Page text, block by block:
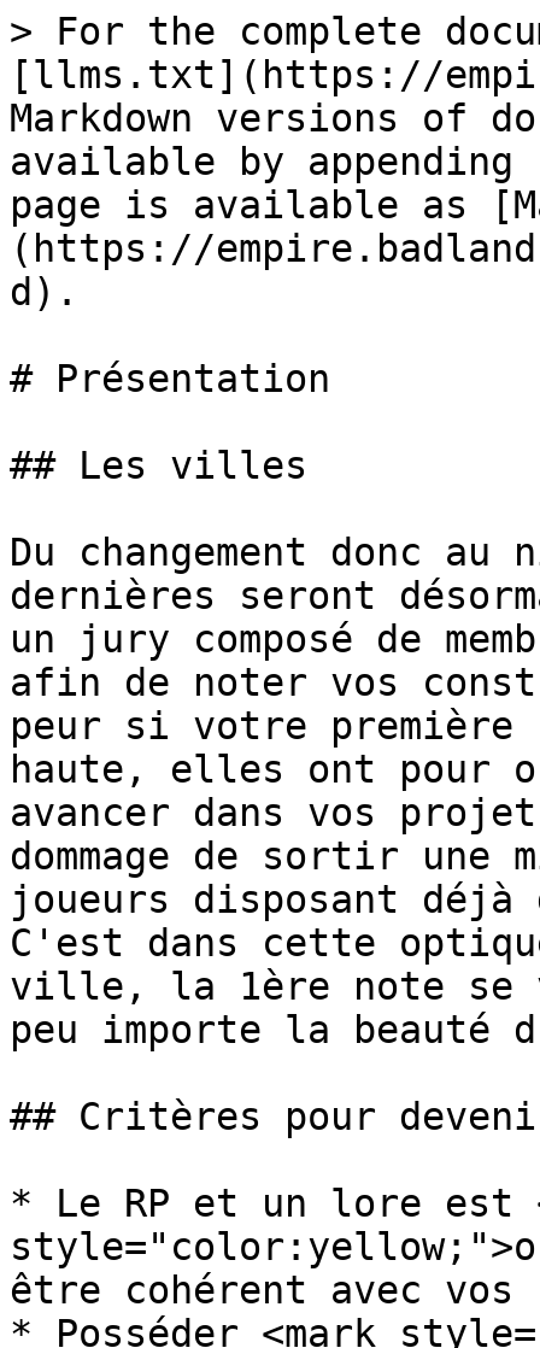
> For the complete
[llms.txt](https://
Markdown versions of
available by
page is available as
(https://
d).
# Présentation
## Les villes
Du changement donc
dernières seront
un jury composé de
afin de noter vos
peur si votre
haute, elles ont pour
avancer dans vos
dommage de sortir
joueurs disposant
C'est dans cette
ville, la 1ère note se
peu importe la beauté
## Critères pour
* Le RP et un lore est
être cohérent avec vos
* Posséder <mark